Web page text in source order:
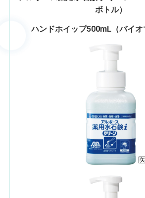
ボトル）
ハンドホイップ500mL（バイオ